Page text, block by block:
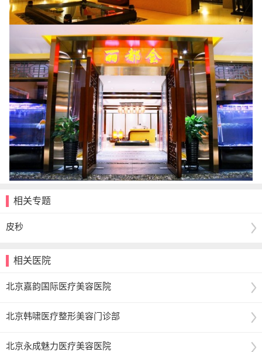
相关专题
皮秒
相关医院
北京嘉韵国际医疗美容医院
北京韩啸医疗整形美容门诊部
北京永成魅力医疗美容医院